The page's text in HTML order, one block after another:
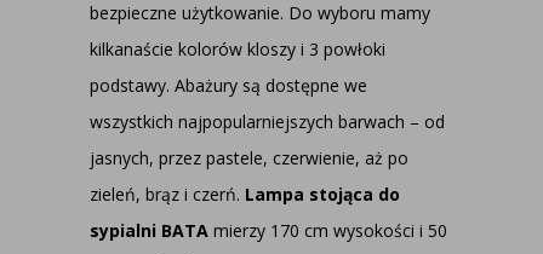
bezpieczne użytkowanie. Do wyboru mamy
kilkanaście kolorów kloszy i 3 powłoki
podstawy. Abażury są dostępne we
wszystkich najpopularniejszych barwach – od
jasnych, przez pastele, czerwienie, aż po
zieleń, brąz i czerń. Lampa stojąca do
sypialni BATA mierzy 170 cm wysokości i 50